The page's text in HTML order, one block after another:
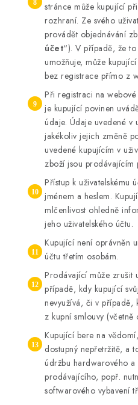
stránce může kupující
rozhraní. Ze svého
provádět objednávání
účet“). V případě, že
umožňuje, může
bez registrace přímo z
Při registraci na
je kupující povinen
údaje. Údaje uvedené v
jakékoliv jejich změně
uvedené kupujícím v
zboží jsou prodávajícím
Přístup k uživatelskému
jménem a heslem.
mlčenlivost ohledně
jeho uživatelského účtu.
Kupující není oprávněn
účtu třetím osobám.
Prodávající může zrušit
případě, kdy kupující
nevyužívá, či v případě,
z kupní smlouvy
Kupující bere na
dostupný nepřetržitě, a
údržbu hardwarového
prodávajícího, popř.
softwarového vybavení